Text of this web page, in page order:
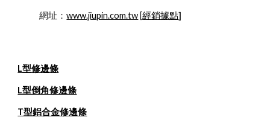
            網址：
www.jiupin.com.tw [經銷據點]
L型修邊條
L型倒角修邊條
T型鋁合金修邊條